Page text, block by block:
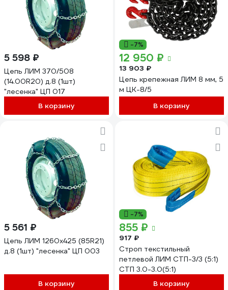
5 598 ₽
Цепь ЛИМ 370/508
(14.00R20) д.8 (1шт)
"лесенка" ЦП 017
В корзину
-7%
12 950 ₽
13 903 ₽
Цепь крепежная ЛИМ 8 мм, 5
м ЦК-8/5
В корзину
5 561 ₽
Цепь ЛИМ 1260x425 (85R21)
д.8 (1шт) "лесенка" ЦП 003
В корзину
-7%
855 ₽
917 ₽
Строп текстильный
петлевой ЛИМ СТП-3/3 (5:1)
СТП 3.0-3.0(5:1)
В корзину